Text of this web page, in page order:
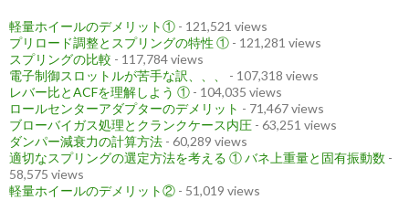
軽量ホイールのデメリット① - 121,521 views
プリロード調整とスプリングの特性 ① - 121,281 views
スプリングの比較 - 117,784 views
電子制御スロットルが苦手な訳、、、
- 107,318 views
レバー比とACFを理解しよう ① - 104,035 views
ロールセンターアダプターのデメリット - 71,467 views
ブローバイガス処理とクランクケース内圧 - 63,251 views
ダンパー減衰力の計算方法 - 60,289 views
適切なスプリングの選定方法を考える ① バネ上重量と固有振動数 -
58,575 views
軽量ホイールのデメリット② - 51,019 views